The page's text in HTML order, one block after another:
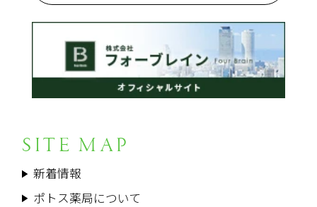
SITE MAP
新着情報
ポトス薬局について